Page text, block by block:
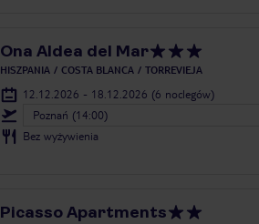
Ona Aldea del Mar
HISZPANIA COSTA BLANCA TORREVIEJA
12.12.2026 - 18.12.2026 (6 noclegów)
Poznań (14:00)
Bez wyżywienia
Picasso Apartments